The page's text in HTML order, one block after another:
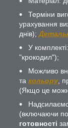
Терміни
урахування
днів);
У
"крокодил");
Можливо
та кольору ,
(Якщо це
(включаючи
готовності